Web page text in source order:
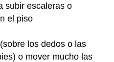
subir escaleras o
el piso
los dedos o las
o mover mucho las